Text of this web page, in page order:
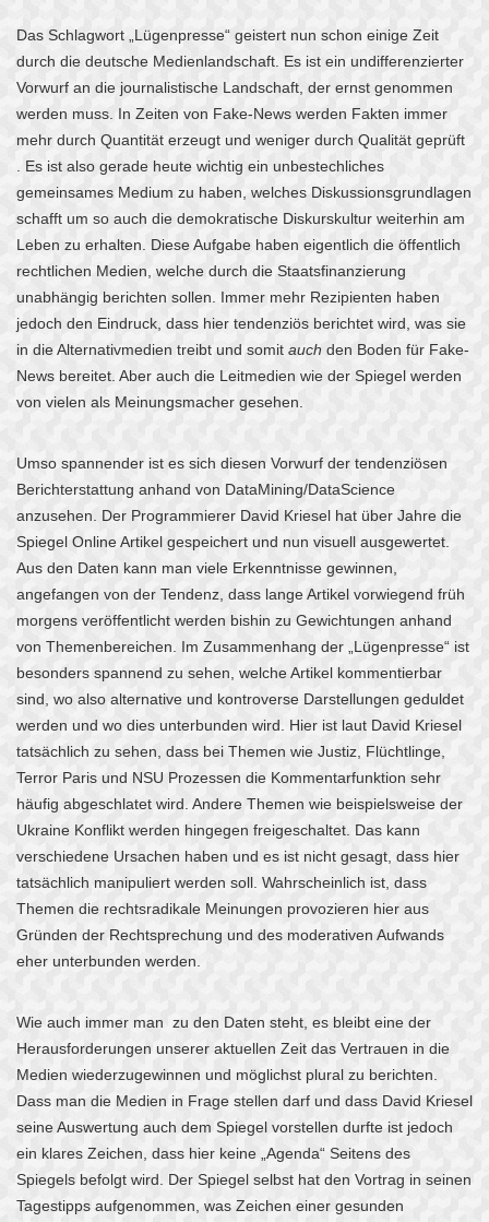
Das Schlagwort „Lügenpresse“ geistert nun schon einige Zeit
durch die deutsche Medienlandschaft. Es ist ein undifferenzierter
Vorwurf an die journalistische Landschaft, der ernst genommen
werden muss. In Zeiten von Fake-News werden Fakten immer
mehr durch Quantität erzeugt und weniger durch Qualität geprüft
. Es ist also gerade heute wichtig ein unbestechliches
gemeinsames Medium zu haben, welches Diskussionsgrundlagen
schafft um so auch die demokratische Diskurskultur weiterhin am
Leben zu erhalten. Diese Aufgabe haben eigentlich die öffentlich
rechtlichen Medien, welche durch die Staatsfinanzierung
unabhängig berichten sollen. Immer mehr Rezipienten haben
jedoch den Eindruck, dass hier tendenziös berichtet wird, was sie
in die Alternativmedien treibt und somit auch den Boden für Fake-
News bereitet. Aber auch die Leitmedien wie der Spiegel werden
von vielen als Meinungsmacher gesehen.
Umso spannender ist es sich diesen Vorwurf der tendenziösen
Berichterstattung anhand von DataMining/DataScience
anzusehen. Der Programmierer David Kriesel hat über Jahre die
Spiegel Online Artikel gespeichert und nun visuell ausgewertet.
Aus den Daten kann man viele Erkenntnisse gewinnen,
angefangen von der Tendenz, dass lange Artikel vorwiegend früh
morgens veröffentlicht werden bishin zu Gewichtungen anhand
von Themenbereichen. Im Zusammenhang der „Lügenpresse“ ist
besonders spannend zu sehen, welche Artikel kommentierbar
sind, wo also alternative und kontroverse Darstellungen geduldet
werden und wo dies unterbunden wird. Hier ist laut David Kriesel
tatsächlich zu sehen, dass bei Themen wie Justiz, Flüchtlinge,
Terror Paris und NSU Prozessen die Kommentarfunktion sehr
häufig abgeschlatet wird. Andere Themen wie beispielsweise der
Ukraine Konflikt werden hingegen freigeschaltet. Das kann
verschiedene Ursachen haben und es ist nicht gesagt, dass hier
tatsächlich manipuliert werden soll. Wahrscheinlich ist, dass
Themen die rechtsradikale Meinungen provozieren hier aus
Gründen der Rechtsprechung und des moderativen Aufwands
eher unterbunden werden.
Wie auch immer man zu den Daten steht, es bleibt eine der
Herausforderungen unserer aktuellen Zeit das Vertrauen in die
Medien wiederzugewinnen und möglichst plural zu berichten.
Dass man die Medien in Frage stellen darf und dass David Kriesel
seine Auswertung auch dem Spiegel vorstellen durfte ist jedoch
ein klares Zeichen, dass hier keine „Agenda“ Seitens des
Spiegels befolgt wird. Der Spiegel selbst hat den Vortrag in seinen
Tagestipps aufgenommen, was Zeichen einer gesunden